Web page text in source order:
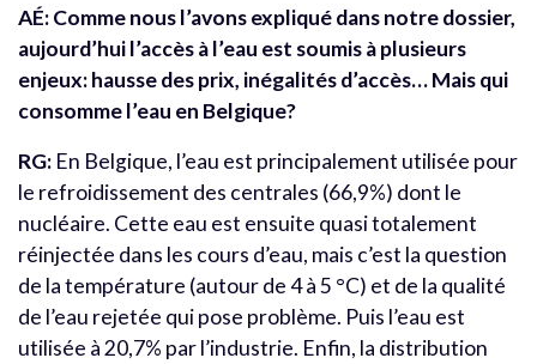
AÉ: Comme nous l’avons expliqué dans notre dossier,
aujourd’hui l’accès à l’eau est soumis à plusieurs
enjeux: hausse des prix, inégalités d’accès… Mais qui
consomme l’eau en Belgique?
RG: En Belgique, l’eau est principalement utilisée pour
le refroidissement des centrales (66,9%) dont le
nucléaire. Cette eau est ensuite quasi totalement
réinjectée dans les cours d’eau, mais c’est la question
de la température (autour de 4 à 5 °C) et de la qualité
de l’eau rejetée qui pose problème. Puis l’eau est
utilisée à 20,7% par l’industrie. Enfin, la distribution